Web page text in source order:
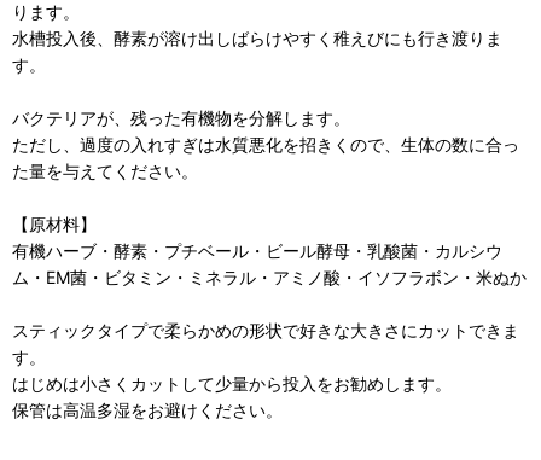
ります。
水槽投入後、酵素が溶け出しばらけやすく稚えびにも行き渡りま
す。
バクテリアが、残った有機物を分解します。
ただし、過度の入れすぎは水質悪化を招きくので、生体の数に合っ
た量を与えてください。
【原材料】
有機ハーブ・酵素・プチベール・ビール酵母・乳酸菌・カルシウ
ム・EM菌・ビタミン・ミネラル・アミノ酸・イソフラボン・米ぬか
スティックタイプで柔らかめの形状で好きな大きさにカットできま
す。
はじめは小さくカットして少量から投入をお勧めします。
保管は高温多湿をお避けください。